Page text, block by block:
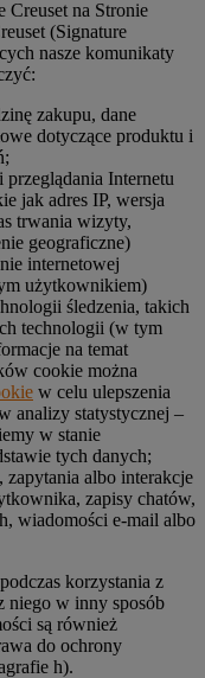
na Stronie
(Signature
nasze komunikaty
zakupu, dane
dotyczące produktu i
Internetu
jak adres IP, wersja
trwania wizyty,
geograficzne)
internetowej
użytkownikiem)
śledzenia, takich
technologii (w tym
na temat
cookie można
w celu ulepszenia
analizy statystycznej –
w stanie
tych danych;
albo interakcje
zapisy chatów,
wiadomości e-mail albo
korzystania z
niego w inny sposób
są również
do ochrony
h).